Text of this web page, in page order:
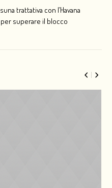
trattativa con l’Havana
superare il blocco